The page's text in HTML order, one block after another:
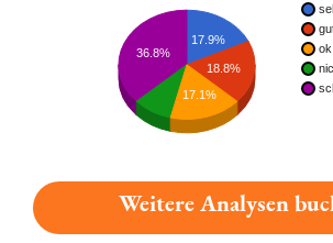
ok
17.9%
18.8%
36.8%
17.1%
Weitere Analysen